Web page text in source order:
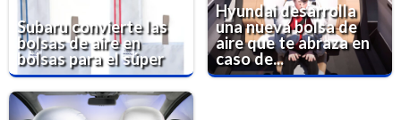
Subaru convierte las
bolsas de aire en
bolsas para el súper
Hyundai desarrolla
una nueva bolsa de
aire que te abraza en
caso de...